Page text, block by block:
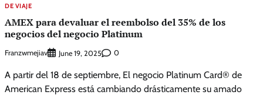
DE VIAJE
AMEX para devaluar el reembolso del 35% de los
negocios del negocio Platinum
Franzwmejiav June 19, 2025 0
A partir del 18 de septiembre, El negocio Platinum Card® de
American Express está cambiando drásticamente su amado